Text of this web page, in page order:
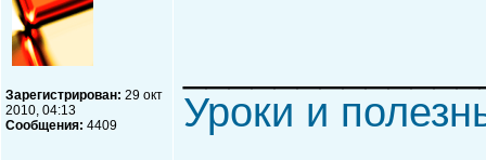
Зарегистрирован: 29 окт
2010, 04:13
Сообщения: 4409
Уроки и